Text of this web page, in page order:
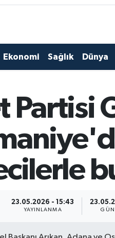
Ekonomi Sağlık Dünya
Partisi
23.05.2026 - 15:43
YAYINLANMA